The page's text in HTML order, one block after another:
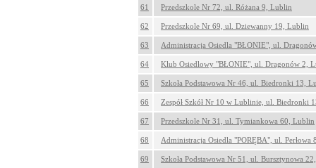
61 Przedszkole Nr 72, ul. Różana 9, Lublin
62 Przedszkole Nr 69, ul. Dziewanny 19, Lublin
63 Administracja Osiedla "BŁONIE", ul.
64 Klub Osiedlowy "BŁONIE", ul. Dragonów 2,
65 Szkoła Podstawowa Nr 46, ul. Biedronki 13,
66 Zespół Szkół Nr 10 w Lublinie, ul. Biedronki
67 Przedszkole Nr 31, ul. Tymiankowa 60, Lublin
68 Administracja Osiedla "PORĘBA", ul. Perłowa
69 Szkoła Podstawowa Nr 51, ul. Bursztynowa